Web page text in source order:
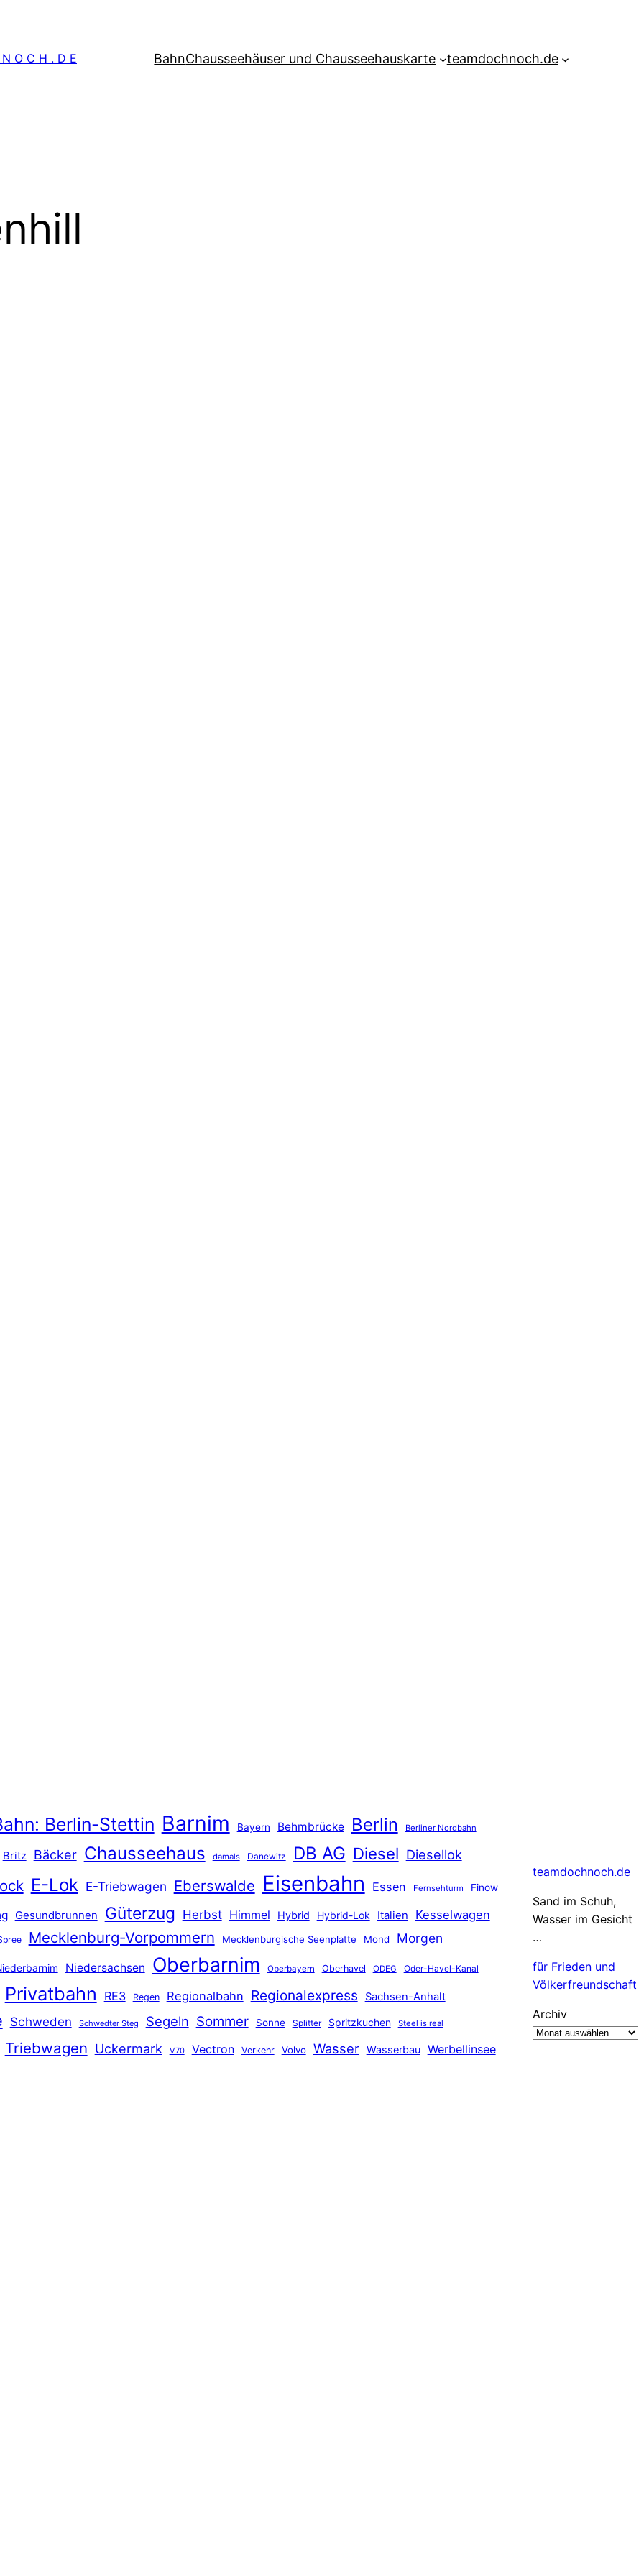
O C H . D E BahnChausseehäuser und Chausseehauskarte teamdochnoch.de
Berlin-Stettin Barnim Bayern Behmbrücke Berlin Berliner Nordbahn
Britz Bäcker Chausseehaus damals Danewitz DB AG Diesel Diesellok
E-Lok E-Triebwagen Eberswalde Eisenbahn Essen Fernsehturm Finow
Gesundbrunnen Güterzug Herbst Himmel Hybrid Hybrid-Lok Italien Kesselwagen
Mecklenburg-Vorpommern Mecklenburgische Seenplatte Mond Morgen
Niedersachsen Oberbarnim Oberbayern Oberhavel ODEG Oder-Havel-Kanal
Privatbahn RE3 Regen Regionalbahn Regionalexpress Sachsen-Anhalt
Schweden Schwedter Steg Segeln Sommer Sonne Splitter Spritzkuchen Steel is real
Triebwagen Uckermark V70 Vectron Verkehr Volvo Wasser Wasserbau Werbellinsee
teamdochnoch.de
Sand im Schuh,
Wasser im Gesicht
…
für Frieden und
Völkerfreundschaft
Archiv